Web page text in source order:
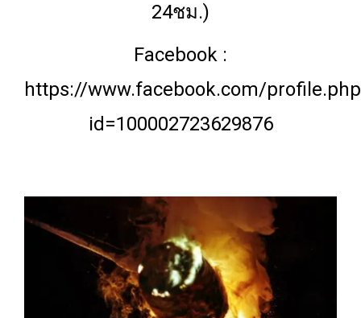
24ชม.)
Facebook :
https://www.facebook.com/
id=100002723629876